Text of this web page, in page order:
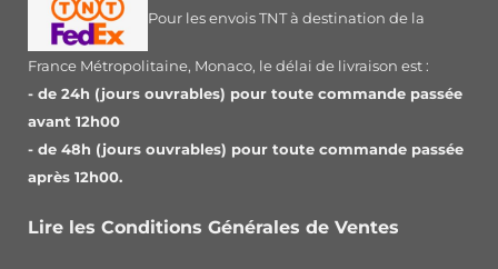
Pour les envois TNT à destination de la
France Métropolitaine, Monaco, le délai de livraison est :
- de 24h (jours ouvrables) pour toute commande passée
avant 12h00
- de 48h (jours ouvrables) pour toute commande passée
après 12h00.
Lire les Conditions Générales de Ventes